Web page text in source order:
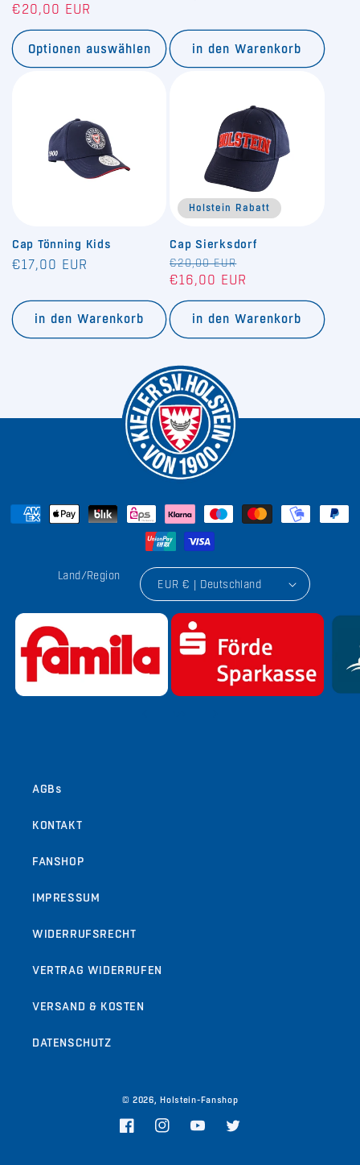
Preis
€20,00 EUR
Optionen auswählen in den Warenkorb
Cap Tönning Kids
Normaler
€17,00 EUR
in den Warenkorb
Holstein Rabatt
Cap Sierksdorf
Normaler
Preis
€20,00 EUR
€16,00 EUR
in den Warenkorb
Land/Region
EUR € | Deutschland
AGBs
KONTAKT
FANSHOP
IMPRESSUM
WIDERRUFSRECHT
VERTRAG WIDERRUFEN
VERSAND & KOSTEN
DATENSCHUTZ
© 2026, Holstein-Fanshop
FacebookInstagramYouTubeTwitter